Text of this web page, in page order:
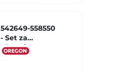
542649-558550
- Set za
oštrenje 4.8mm
(platneno